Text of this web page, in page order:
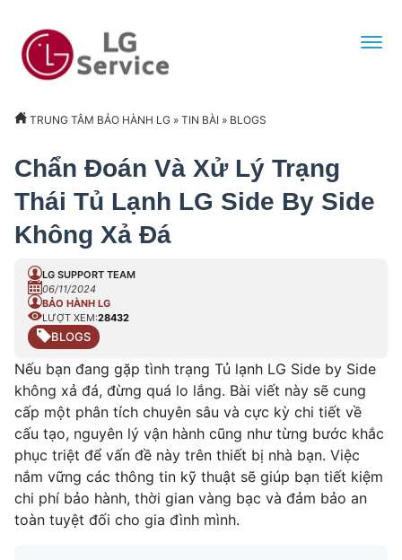
TRUNG TÂM BẢO HÀNH LG » TIN BÀI » BLOGS
Chẩn Đoán Và Xử Lý Trạng
Thái Tủ Lạnh LG Side By Side
Không Xả Đá
LG SUPPORT TEAM
06/11/2024
BẢO HÀNH LG
LƯỢT XEM:28432
BLOGS
Nếu bạn đang gặp tình trạng Tủ lạnh LG Side by Side
không xả đá, đừng quá lo lắng. Bài viết này sẽ cung
cấp một phân tích chuyên sâu và cực kỳ chi tiết về
cấu tạo, nguyên lý vận hành cũng như từng bước khắc
phục triệt để vấn đề này trên thiết bị nhà bạn. Việc
nắm vững các thông tin kỹ thuật sẽ giúp bạn tiết kiệm
chi phí bảo hành, thời gian vàng bạc và đảm bảo an
toàn tuyệt đối cho gia đình mình.